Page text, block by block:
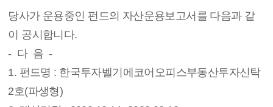
당사가 운용중인 펀드의 자산운용보고서를 다음과 같
이 공시합니다.
- 다 음 -
1. 펀드명 : 한국투자벨기에코어오피스부동산투자신탁
2호(파생형)